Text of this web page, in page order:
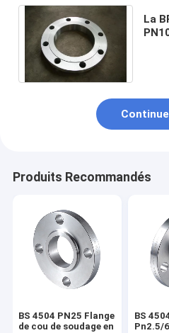
La
Produits Recommandés
BS 4504 PN25 Flange
de cou de soudage en
BS
Pn2.5/